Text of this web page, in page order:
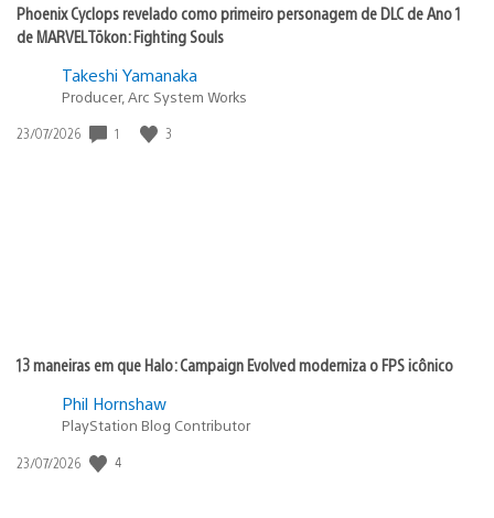
Phoenix Cyclops revelado como primeiro personagem de DLC de Ano 1
de MARVEL Tōkon: Fighting Souls
Takeshi Yamanaka
Producer, Arc System Works
Data
23/07/2026 1 3
13 maneiras em que Halo: Campaign Evolved moderniza o FPS icônico
Phil Hornshaw
PlayStation Blog Contributor
Data
23/07/2026 4